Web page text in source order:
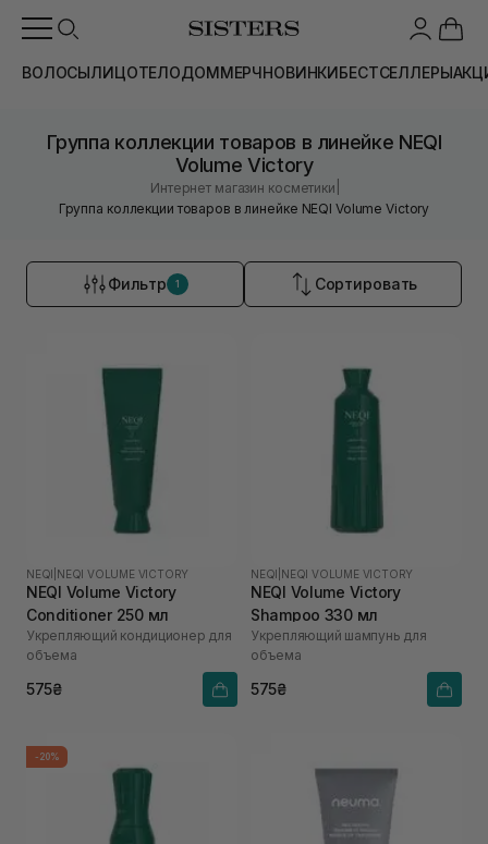
ВОЛОСЫЛИЦОТЕЛОДОММЕРЧНОВИНКИБЕСТСЕЛЛЕРЫ
Группа коллекции товаров в линейке NEQI
Volume Victory
Интернет магазин косметики
Группа коллекции товаров в линейке NEQI Volume Victory
Фильтр 1 Сортировать
NEQI NEQI VOLUME VICTORY
NEQI Volume Victory
Conditioner 250 мл
Укрепляющий кондиционер для
объема
575₴
NEQI NEQI VOLUME VICTORY
NEQI Volume Victory
Shampoo 330 мл
Укрепляющий шампунь для
объема
575₴
-20%